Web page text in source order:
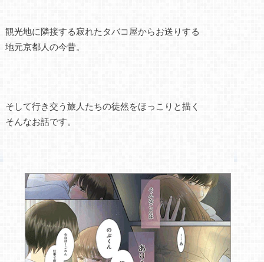
観光地に隣接する寂れたタバコ屋からお送りする
地元京都人の今昔。
そして行き交う旅人たちの徒然をほっこりと描く
そんなお話です。